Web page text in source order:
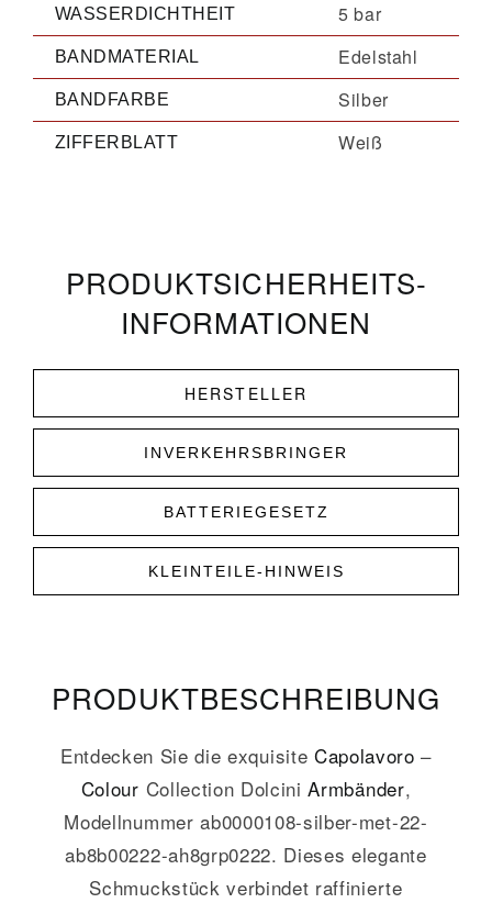
WASSERDICHTHEIT 5 bar
BANDMATERIAL Edelstahl
BANDFARBE Silber
ZIFFERBLATT Weiß
PRODUKT­­SICHERHEITS­
INFORMATIONEN
HERSTELLER
INVERKEHRSBRINGER
BATTERIEGESETZ
KLEINTEILE-HINWEIS
PRODUKT­­BESCHREIBUNG
Entdecken Sie die exquisite Capolavoro –
Colour Collection DolciniArmbänder,
Modellnummer ab0000108-silber-met-22-
ab8b00222-ah8grp0222. Dieses elegante
Schmuckstück verbindet raffinierte